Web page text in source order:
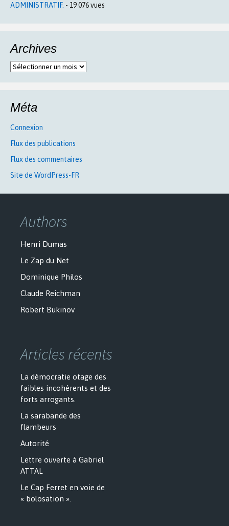
ADMINISTRATIF. - 19 076 vues
Archives
Archives
Méta
Connexion
Flux des publications
Flux des commentaires
Site de WordPress-FR
Authors
Henri Dumas
Le Zap du Net
Dominique Philos
Claude Reichman
Robert Bukinov
Articles récents
La démocratie otage des
faibles incohérents et des
forts arrogants.
La sarabande des
flambeurs
Autorité
Lettre ouverte à Gabriel
ATTAL
Le Cap Ferret en voie de
« bolosation ».